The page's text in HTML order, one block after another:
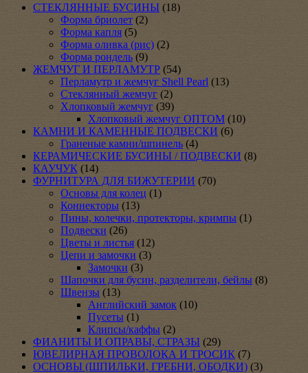
СТЕКЛЯННЫЕ БУСИНЫ (18)
Форма бриолет (2)
Форма капля (5)
Форма оливка (рис) (2)
Форма рондель (9)
ЖЕМЧУГ И ПЕРЛАМУТР (54)
Перламутр и жемчуг Shell Pearl (13)
Стеклянный жемчуг (2)
Хлопковый жемчуг (39)
Хлопковый жемчуг ОПТОМ (10)
КАМНИ И КАМЕННЫЕ ПОДВЕСКИ (6)
Граненые камни/шпинель (4)
КЕРАМИЧЕСКИЕ БУСИНЫ / ПОДВЕСКИ (8)
КАУЧУК (14)
ФУРНИТУРА ДЛЯ БИЖУТЕРИИ (70)
Основы для колец (1)
Коннекторы (13)
Пины, колечки, протекторы, кримпы (1)
Подвески (26)
Цветы и листья (12)
Цепи и замочки (3)
Замочки (3)
Шапочки для бусин, разделители, бейлы (8)
Швензы (13)
Английский замок (10)
Пусеты (1)
Клипсы/каффы (2)
ФИАНИТЫ И ОПРАВЫ, СТРАЗЫ (29)
ЮВЕЛИРНАЯ ПРОВОЛОКА И ТРОСИК (7)
ОСНОВЫ (ШПИЛЬКИ, ГРЕБНИ, ОБОДКИ) (3)